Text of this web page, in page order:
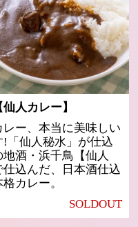
人カレー】
レー、本当に美味しい
!「仙人秘水」が仕込
酒・浜千鳥【仙人
仕込んだ、日本酒仕込
カレー。
SOLDOUT